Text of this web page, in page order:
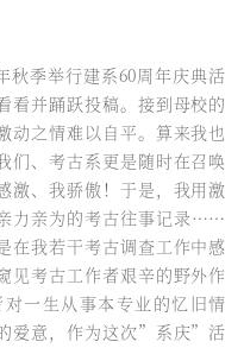
秋季举行建系60周年庆典活
看并踊跃投稿。接到母校的
动之情难以自平。算来我也
们、考古系更是随时在召唤
激、我骄傲！于是，我用激
力亲为的考古往事记录……
在我若干考古调查工作中感
见考古工作者艰辛的野外作
一生从事本专业的忆旧情
爱意，作为这次”系庆”活